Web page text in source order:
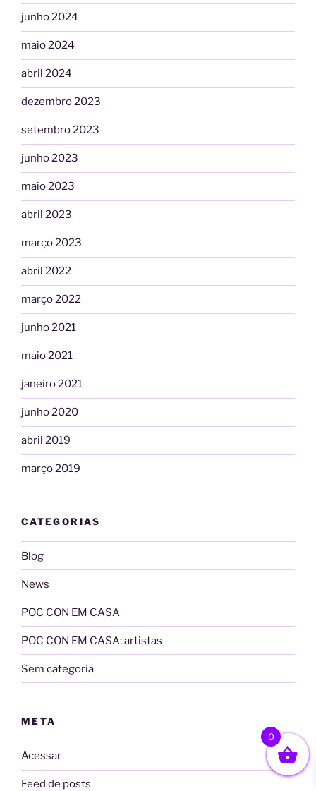
junho 2024
maio 2024
abril 2024
dezembro 2023
setembro 2023
junho 2023
maio 2023
abril 2023
março 2023
abril 2022
março 2022
junho 2021
maio 2021
janeiro 2021
junho 2020
abril 2019
março 2019
CATEGORIAS
Blog
News
POC CON EM CASA
POC CON EM CASA: artistas
Sem categoria
META
Acessar
Feed de posts
0